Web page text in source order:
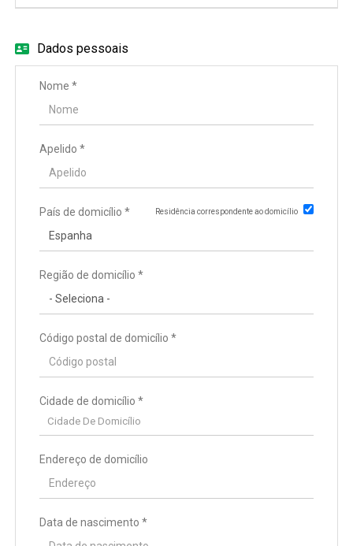
DE
ES
PT
Dados pessoais
Nome *
Apelido *
País de domicílio * Residência correspondente ao domicílio
Região de domicílio *
Código postal de domicílio *
Cidade de domicílio *
Cidade De Domicílio
Endereço de domicílio
País de residência *
Data de nascimento *